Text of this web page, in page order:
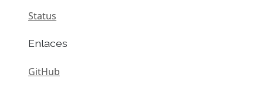
Status
Enlaces
GitHub